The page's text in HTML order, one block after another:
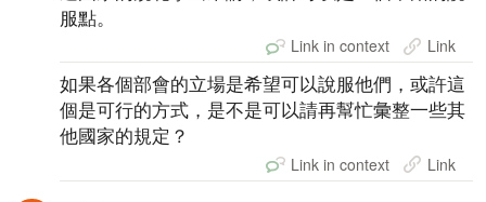
服點。
Link in context Link
如果各個部會的立場是希望可以說服他們，或許這
個是可行的方式，是不是可以請再幫忙彙整一些其
他國家的規定？
Link in context Link